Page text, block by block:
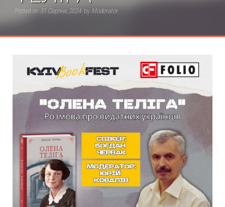
Posted on 31 Серпня, 2024 by Moderator